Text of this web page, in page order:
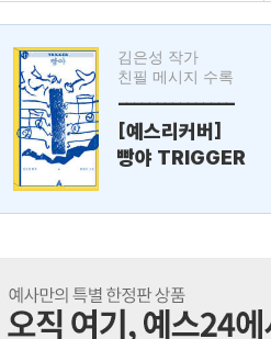
김은성 작가
친필 메시지 수록
---------------
[예스리커버]
빵야 TRIGGER